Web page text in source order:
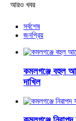
আরও খবর
সর্বশেষ
জনপ্রিয়
কমলগঞ্জে বহুল
দাখিল